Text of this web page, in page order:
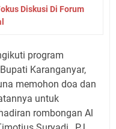
Diskusi Di Forum
program
Karanganyar,
memohon doa dan
untuk
rombongan Al